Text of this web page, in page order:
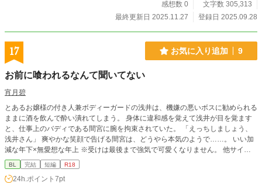
感想数 0
文字数 305,313
最終更新日 2025.11.27
登録日 2025.09.28
17 お気に入り追加 9
お前に喰われるなんて聞いてない
宵月碧
とあるお嬢様の付き人兼ボディーガードの浅井は、機嫌の悪いボスに勧められる
ままに酒を飲んで酔い潰れてしまう。 身体に違和感を覚えて浅井が目を覚ます
と、仕事上のバディである間宮に腕を拘束されていた。 「えっちしましょう、
浅井さん」 爽やかな笑顔で告げる間宮は、どうやら本気のようで……。 いい加
減な年下×無愛想な年上 ※受けは最後まで強気で可愛くなりません。 他サイト
でも公開しています。
BL 完結 短編 R18
24h.ポイント 7pt